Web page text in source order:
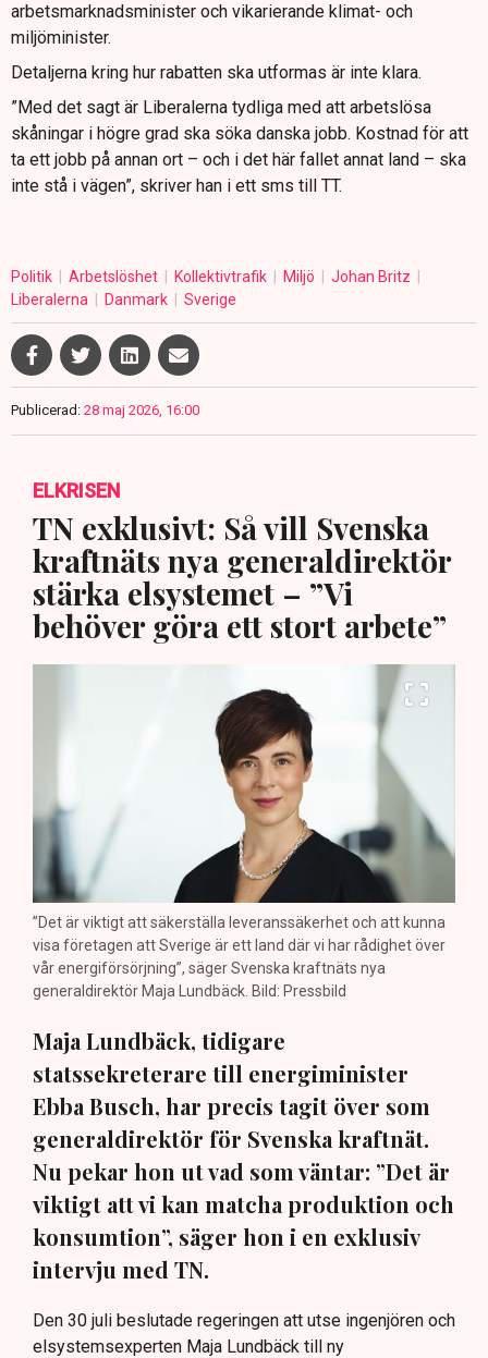
arbetsmarknadsminister och vikarierande klimat- och
miljöminister.
Detaljerna kring hur rabatten ska utformas är inte klara.
”Med det sagt är Liberalerna tydliga med att arbetslösa
skåningar i högre grad ska söka danska jobb. Kostnad för att
ta ett jobb på annan ort – och i det här fallet annat land – ska
inte stå i vägen”, skriver han i ett sms till TT.
Politik Arbetslöshet Kollektivtrafik Miljö
Johan Britz
Liberalerna
Danmark Sverige
Publicerad: 28 maj 2026, 16:00
ELKRISEN
TN exklusivt: Så vill Svenska
kraftnäts nya generaldirektör
stärka elsystemet – ”Vi
behöver göra ett stort arbete”
”Det är viktigt att säkerställa leveranssäkerhet och att kunna
visa företagen att Sverige är ett land där vi har rådighet över
vår energiförsörjning”, säger Svenska kraftnäts nya
generaldirektör Maja Lundbäck. Bild: Pressbild
Maja Lundbäck, tidigare
statssekreterare till energiminister
Ebba Busch, har precis tagit över som
generaldirektör för Svenska kraftnät.
Nu pekar hon ut vad som väntar: ”Det är
viktigt att vi kan matcha produktion och
konsumtion”, säger hon i en exklusiv
intervju med TN.
Den 30 juli beslutade regeringen att utse ingenjören och
elsystemsexperten Maja Lundbäck till ny